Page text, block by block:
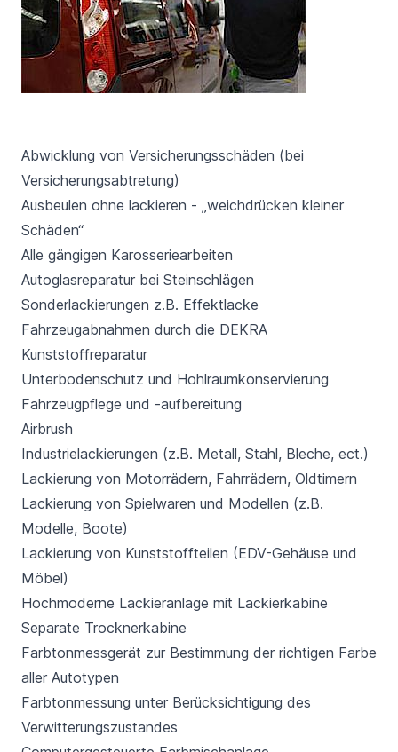
Abwicklung von Versicherungsschäden (bei
Versicherungsabtretung)
Ausbeulen ohne lackieren - „weichdrücken kleiner
Schäden“
Alle gängigen Karosseriearbeiten
Autoglasreparatur bei Steinschlägen
Sonderlackierungen z.B. Effektlacke
Fahrzeugabnahmen durch die DEKRA
Kunststoffreparatur
Unterbodenschutz und Hohlraumkonservierung
Fahrzeugpflege und -aufbereitung
Airbrush
Industrielackierungen (z.B. Metall, Stahl, Bleche, ect.)
Lackierung von Motorrädern, Fahrrädern, Oldtimern
Lackierung von Spielwaren und Modellen (z.B.
Modelle, Boote)
Lackierung von Kunststoffteilen (EDV-Gehäuse und
Möbel)
Hochmoderne Lackieranlage mit Lackierkabine
Separate Trocknerkabine
Farbtonmessgerät zur Bestimmung der richtigen Farbe
aller Autotypen
Farbtonmessung unter Berücksichtigung des
Verwitterungszustandes